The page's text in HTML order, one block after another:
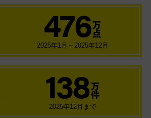
476 万
点
2025年1月～2025年12月
138 万
件
2025年12月まで